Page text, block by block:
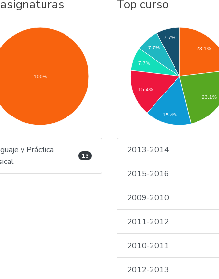
100%
y Práctica
13
Top curso
23.1%
23.1%
7.7%
7.7%
7.7%
15.4%
15.4%
2013-2014
2015-2016
2009-2010
2011-2012
2010-2011
2012-2013